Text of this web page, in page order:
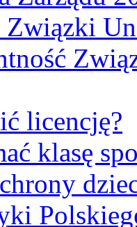
Związki
licencję?
klasę